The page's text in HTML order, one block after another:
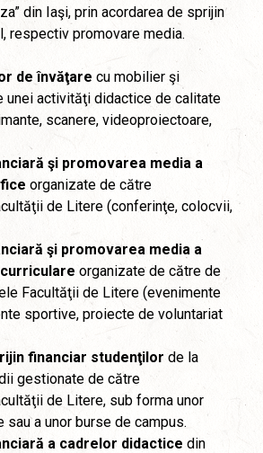
din Iaşi, prin acordarea de sprijin
respectiv promovare media.
de învăţare cu mobilier şi
unei activităţi didactice de calitate
scanere, videoproiectoare,
şi promovarea media a
organizate de către
de Litere (conferinţe, colocvii,
şi promovarea media a
organizate de către de
Facultăţii de Litere (evenimente
sportive, proiecte de voluntariat
financiar studenţilor de la
gestionate de către
de Litere, sub forma unor
sau a unor burse de campus.
a cadrelor didactice din